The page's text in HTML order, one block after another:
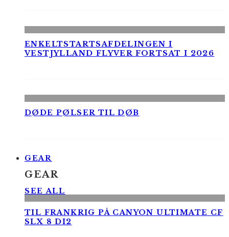
ENKELTSTARTSAFDELINGEN I
VESTJYLLAND FLYVER FORTSAT I 2026
DØDE PØLSER TIL DØB
GEAR
GEAR
SEE ALL
TIL FRANKRIG PÅ CANYON ULTIMATE CF
SLX 8 DI2